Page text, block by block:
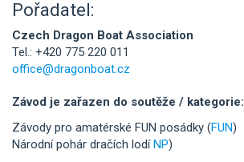
Pořadatel:
Czech Dragon Boat Association
Tel.: +420 775 220 011
office@dragonboat.cz
Závod je zařazen do soutěže / kategorie:
Závody pro amatérské FUN posádky (FUN)
Národní pohár dračích lodíNP)